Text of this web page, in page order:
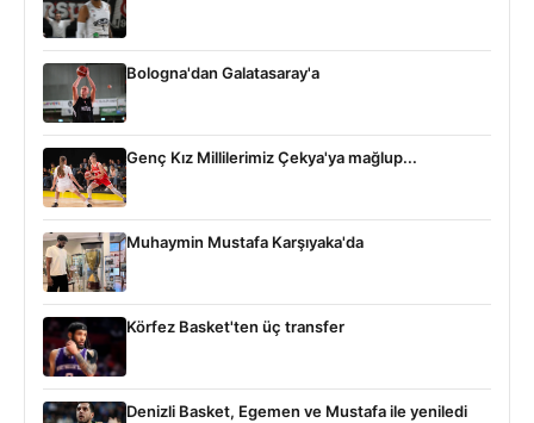
Bologna'dan Galatasaray'a
Genç Kız Millilerimiz Çekya'ya mağlup...
Muhaymin Mustafa Karşıyaka'da
Körfez Basket'ten üç transfer
Denizli Basket, Egemen ve Mustafa ile yeniledi